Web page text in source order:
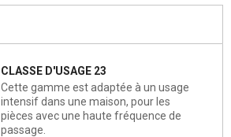
CLASSE D'USAGE 23
Cette gamme est adaptée à un usage
intensif dans une maison, pour les
pièces avec une haute fréquence de
passage.